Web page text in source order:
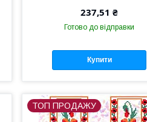
237,51 ₴
Готово до відправки
Купити
ТОП ПРОДАЖУ